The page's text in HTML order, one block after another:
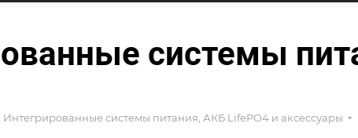
системы
Интегрированные системы питания, АКБ LifePO4 и аксессуары